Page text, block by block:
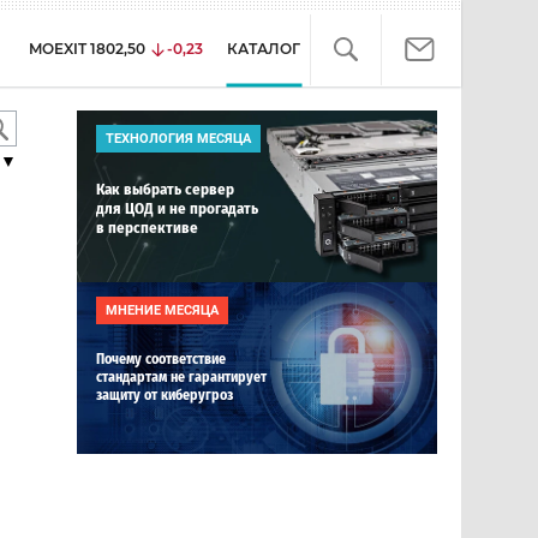
MOEXIT 1802,50 -0,23 КАТАЛОГ
ТЕХНОЛОГИЯ МЕСЯЦА
Как выбрать сервер
для ЦОД и не прогадать
в перспективе
МНЕНИЕ МЕСЯЦА
Почему соответствие
стандартам не гарантирует
защиту от киберугроз